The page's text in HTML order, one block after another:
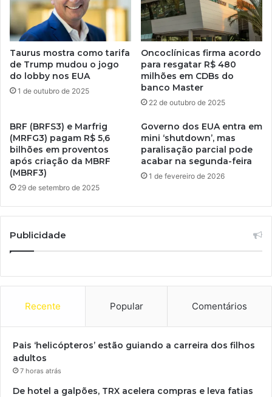
Taurus mostra como tarifa
de Trump mudou o jogo
do lobby nos EUA
1 de outubro de 2025
Oncoclínicas firma acordo
para resgatar R$ 480
milhões em CDBs do
banco Master
22 de outubro de 2025
BRF (BRFS3) e Marfrig
(MRFG3) pagam R$ 5,6
bilhões em proventos
após criação da MBRF
(MBRF3)
29 de setembro de 2025
Governo dos EUA entra em
mini ‘shutdown’, mas
paralisação parcial pode
acabar na segunda-feira
1 de fevereiro de 2026
Publicidade
Recente Popular Comentários
Pais ‘helicópteros’ estão guiando a carreira dos filhos
adultos
7 horas atrás
De hotel a galpões, TRX acelera compras e leva fatias